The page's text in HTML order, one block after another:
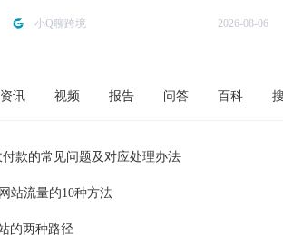
小Q聊跨境 2026-08-06
资讯 视频 报告 问答 百科
付款的常见问题及对应处理办法
站流量的10种方法
的两种路径